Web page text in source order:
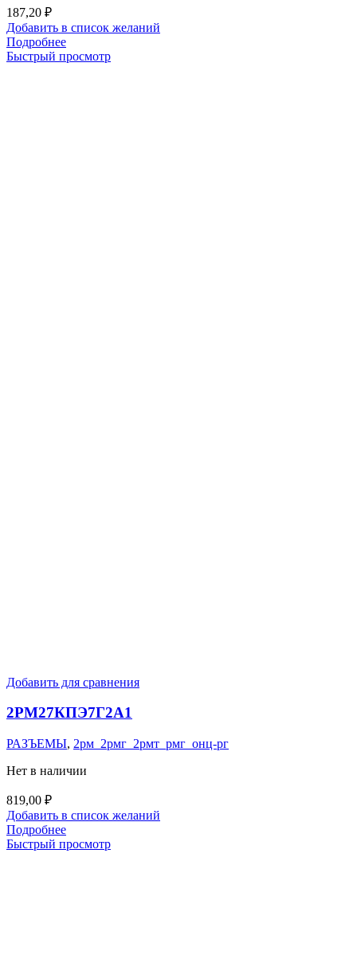
187,20 ₽
Добавить в список желаний
Подробнее
Быстрый просмотр
Добавить для сравнения
2РМ27КПЭ7Г2А1
РАЗЪЕМЫ, 2рм_2рмг_2рмт_рмг_онц-рг
Нет в наличии
819,00 ₽
Добавить в список желаний
Подробнее
Быстрый просмотр